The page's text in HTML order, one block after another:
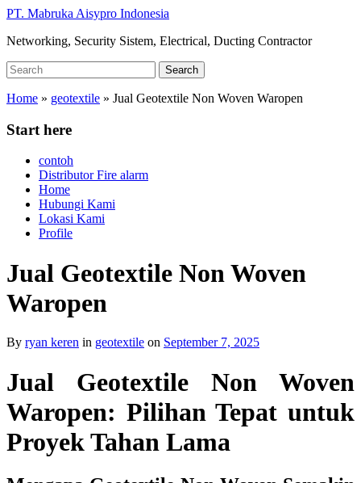
Skip
main
PT. Mabruka Aisypro Indonesia
Networking, Security Sistem, Electrical, Ducting Contractor
Search
for:
Search
Home » geotextile » Jual Geotextile Non Woven Waropen
Start here
contoh
Distributor Fire alarm
Home
Hubungi Kami
Lokasi Kami
Profile
Jual Geotextile Non Woven
Waropen
By ryan keren in geotextile on September 7, 2025
Jual Geotextile Non Woven
Waropen: Pilihan Tepat untuk
Proyek Tahan Lama